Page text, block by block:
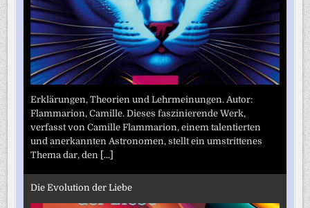
Erklärungen, Theorien und Lehrmeinungen. Autor:
Flammarion, Camille. Dieses faszinierende Werk,
verfasst von Camille Flammarion, einem talentierten
und anerkannten Astronomen, stellt ein umstrittenes
Thema dar, den [...]
Die Evolution der Liebe